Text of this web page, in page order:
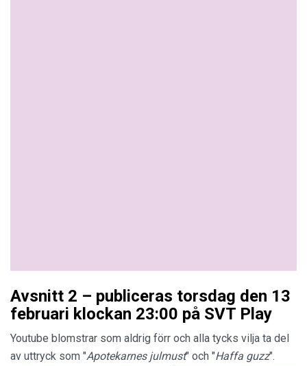
Avsnitt 2 – publiceras torsdag den 13
februari klockan 23:00 på SVT Play
Youtube blomstrar som aldrig förr och alla tycks vilja ta del
av uttryck som "Apotekarnes julmust" och "Haffa guzz".